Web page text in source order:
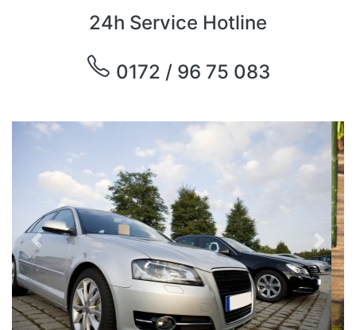
24h Service Hotline
0172 / 96 75 083
Previous Next